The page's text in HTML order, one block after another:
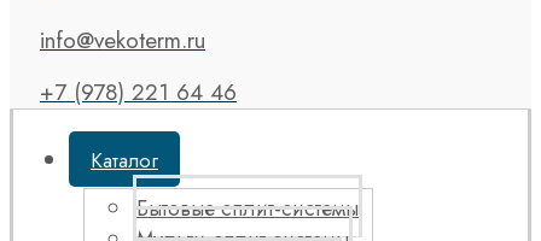
info@vekoterm.ru
+7 (978) 221 64 46
Каталог
Бытовые сплит-системы